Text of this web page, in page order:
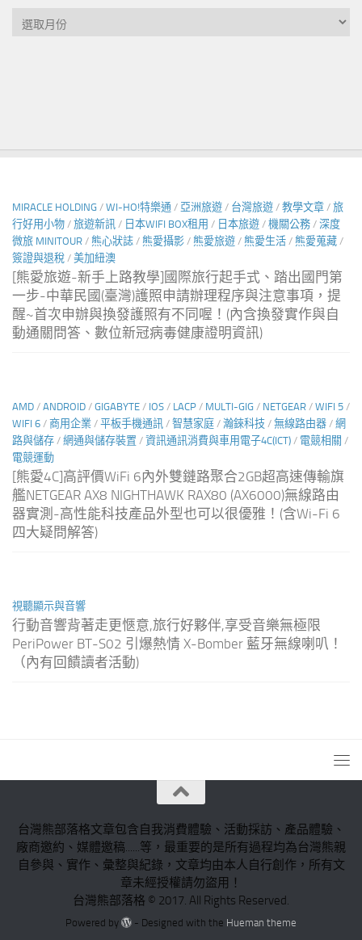
按
MIRACLE HOLDING / WI-HO!特樂通 / 亞洲旅遊 / 台灣旅遊 / 教學文章 / 旅
行好用小物 / 旅遊新訊 / 日本WIFI BOX租用 / 日本旅遊 / 機關公務 / 深度
微旅 MINITOUR / 熊心狀誌 / 熊愛攝影 / 熊愛旅遊 / 熊愛生活 / 熊愛蒐藏 /
簽證與退稅 / 美加紐澳
[熊愛旅遊-新手上路教學]國際旅行起手式、踏出國門第
一步-中華民國(臺灣)護照申請辦理程序與注意事項，提
醒~首次申辦與換發護照有不同喔！(內含換發實作與自
動通關問答、數位新冠病毒健康證明資訊)
AMD / ANDROID / GIGABYTE / IOS / LACP / MULTI-GIG / NETGEAR / WIFI 5 /
WIFI 6 / 商用企業 / 平板手機通訊 / 智慧家庭 / 瀚錸科技 / 無線路由器 / 網
路與儲存 / 網通與儲存裝置 / 資訊通訊消費與車用電子4C(ICT) / 電競相關 /
電競運動
[熊愛4C]高評價WiFi 6內外雙鏈路聚合2GB超高速傳輸旗
艦NETGEAR AX8 NIGHTHAWK RAX80 (AX6000)無線路由
器實測-高性能科技產品外型也可以很優雅！(含Wi-Fi 6
四大疑問解答)
視聽顯示與音響
行動音響背著走更愜意,旅行好夥伴,享受音樂無極限
PeriPower BT-S02 引爆熱情 X-Bomber 藍牙無線喇叭！
（內有回饋讀者活動)
台灣熊部落格文章包含自我消費體驗、活動採訪、產品體驗、
廠商邀約、媒體邀稿......等，最重要的是所有過程均為台灣熊親
自參與、實作、彙整與紀錄，文章均由本人自行創作，所有文
章未經授權請勿盜用！
台灣熊部落格 © 2017. All Rights Reserved.
Powered by - Designed with the Hueman theme